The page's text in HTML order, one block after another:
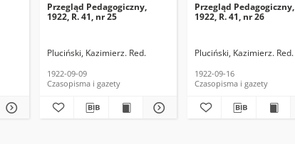
Przegląd Pedagogiczny,
1922, R. 41, nr 25
Pluciński, Kazimierz. Red.
1922-09-09
Czasopisma i gazety
Przegląd Pedagogiczny,
1922, R. 41, nr 26
Pluciński, Kazimierz. Red.
1922-09-16
Czasopisma i gazety